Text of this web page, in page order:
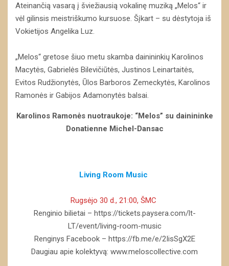
Ateinančią vasarą į šviežiausią vokalinę muziką „Melos“ ir
vėl gilinsis meistriškumo kursuose. Šįkart – su dėstytoja iš
Vokietijos Angelika Luz.
„Melos“ gretose šiuo metu skamba dainininkių Karolinos
Macytės, Gabrielės Bilevičiūtės, Justinos Leinartaitės,
Evitos Rudžionytės, Ūlos Barboros Zemeckytės, Karolinos
Ramonės ir Gabijos Adamonytės balsai.
Karolinos Ramonės nuotraukoje: “Melos” su dainininke
Donatienne Michel-Dansac
Living Room Music
Rugsėjo 30 d., 21:00, ŠMC
Renginio bilietai – https://tickets.paysera.com/lt-
LT/event/living-room-music
Renginys Facebook – https://fb.me/e/2IisSgX2E
Daugiau apie kolektyvą: www.meloscollective.com